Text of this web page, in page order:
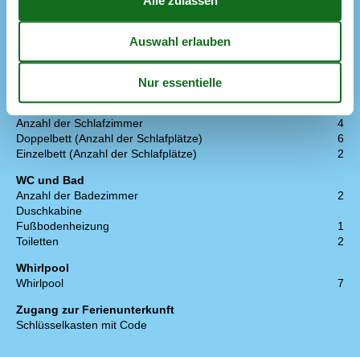
Anzahl der Fernseher
2
Hochladen
100
Schlafverhältnisse
Anzahl der Schlafzimmer
4
Doppelbett (Anzahl der Schlafplätze)
6
Einzelbett (Anzahl der Schlafplätze)
2
WC und Bad
Anzahl der Badezimmer
2
Duschkabine
Fußbodenheizung
1
Toiletten
2
Whirlpool
Whirlpool
7
Zugang zur Ferienunterkunft
Schlüsselkasten mit Code